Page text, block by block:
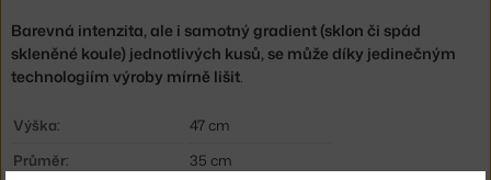
Barevná intenzita, ale i samotný gradient (sklon či spád
skleněné koule) jednotlivých kusů, se může díky jedinečným
technologiím výroby mírně lišit.
Výška:
47 cm
Průměr:
35 cm